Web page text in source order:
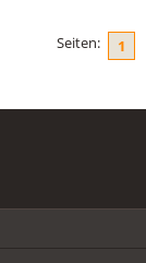
Seiten: 1